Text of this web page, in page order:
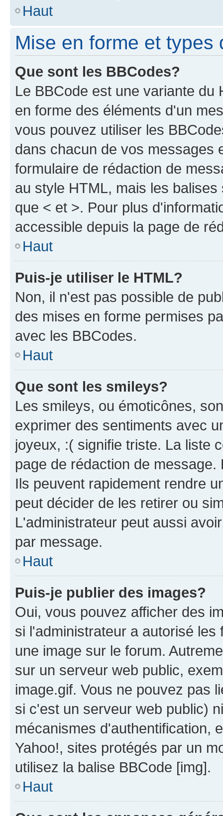
Haut
Mise en forme et types
Que sont les BBCodes?
Le BBCode est une variante du
en forme des éléments d'un
vous pouvez utiliser les
dans chacun de vos messages
formulaire de rédaction de
au style HTML, mais les
que < et >. Pour plus
accessible depuis la page de
Haut
Puis-je utiliser le HTML?
Non, il n'est pas possible de
des mises en forme permises
avec les BBCodes.
Haut
Que sont les smileys?
Les smileys, ou émoticônes,
exprimer des sentiments avec
joyeux, :( signifie triste. La liste
page de rédaction de
Ils peuvent rapidement rendre
peut décider de les retirer ou
L'administrateur peut aussi
par message.
Haut
Puis-je publier des images?
Oui, vous pouvez afficher des
si l'administrateur a autorisé
une image sur le forum.
sur un serveur web public,
image.gif. Vous ne pouvez pas
si c'est un serveur web public)
mécanismes d'authentification,
Yahoo!, sites protégés par un
utilisez la balise BBCode [img].
Haut